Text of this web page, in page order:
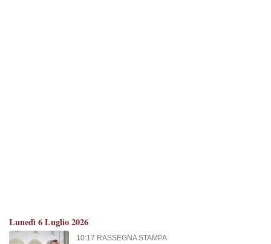
Lunedì 6 Luglio 2026
10:17 RASSEGNA STAMPA